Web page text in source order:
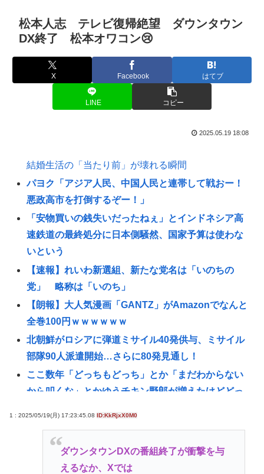
松本人志 テレビ復帰絶望 ダウンタウン
DX終了 松本オワコン😢
X Facebook はてブ
LINE コピー
2025.05.19 18:08
結婚生活の「当たり前」が壊れる瞬間
パヨク「アジア人民、中国人民と連帯して戦おー！
悪政高市を打倒するぞー！」
「安物買いの銭失いだったねぇ」とインドネシア高
速鉄道の最終処分に日本側騒然、国家予算は使わな
いという
【速報】れいわ新選組、新たな党名は「いのちの
党」 略称は「いのち」
【朗報】大人気漫画「GANTZ」がAmazonでなんと
全巻100円ｗｗｗｗｗｗ
北朝鮮がロシアに弾道ミサイル40発供与、ミサイル
部隊90人派遣開始…さらに80発見通し！
ここ数年「どっちもどっち」とか「まだわからない
から叩くな」とかゆうチキン野郎が増えたけどどっ
ナイナイ岡村、家事をめぐる妻の不満に「言ってく
れたら済む話やん」になるみ「バイトやったらクビ
1 : 2025/05/19(月) 17:23:45.08 ID:KkRjxX0M0
ダウンタウンDXの番組終了が衝撃を与
えるなか、Xでは